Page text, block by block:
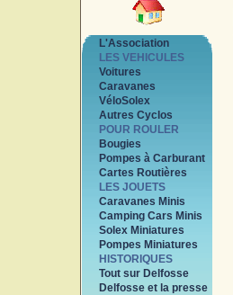
L'Association
LES VEHICULES
Voitures
Caravanes
VéloSolex
Autres Cyclos
POUR ROULER
Bougies
Pompes à Carburant
Cartes Routières
LES JOUETS
Caravanes Minis
Camping Cars Minis
Solex Miniatures
Pompes Miniatures
HISTORIQUES
Tout sur Delfosse
Delfosse et la presse